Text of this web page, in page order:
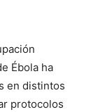
Ébola ha
en distintos
protocolos